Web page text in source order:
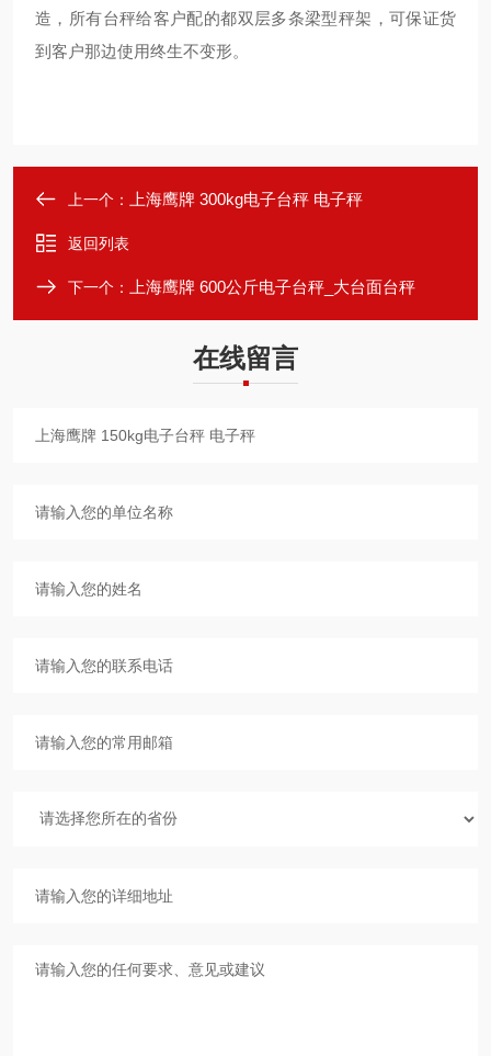
造，所有台秤给客户配的都双层多条梁型秤架，可保证货
到客户那边使用终生不变形。
上一个： 上海鹰牌 300kg电子台秤 电子秤
返回列表
下一个： 上海鹰牌 600公斤电子台秤_大台面台秤
在线留言